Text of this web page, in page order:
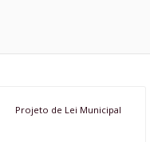
Projeto de Lei Municipal